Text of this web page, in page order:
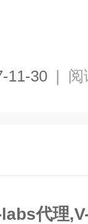
11-30 | 阅
代理